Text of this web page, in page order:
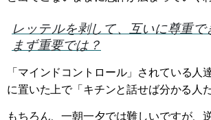
レッテルを剥して、互いに尊重で
まず重要では？
「マインドコントロール」されている人
に置いた上で「キチンと話せば分かる人
もちろん、一朝一夕では難しいですが、